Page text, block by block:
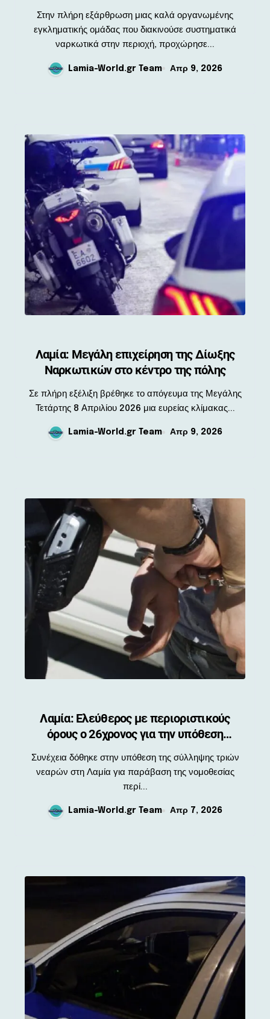
Στην πλήρη εξάρθρωση μιας καλά οργανωμένης
εγκληματικής ομάδας που διακινούσε συστηματικά
ναρκωτικά στην περιοχή, προχώρησε...
Lamia-World.gr Team Απρ 9, 2026
Λαμία: Μεγάλη επιχείρηση της Δίωξης
Ναρκωτικών στο κέντρο της πόλης
Σε πλήρη εξέλιξη βρέθηκε το απόγευμα της Μεγάλης
Τετάρτης 8 Απριλίου 2026 μια ευρείας κλίμακας...
Lamia-World.gr Team Απρ 9, 2026
Λαμία: Ελεύθερος με περιοριστικούς
όρους ο 26χρονος για την υπόθεση
Συνέχεια δόθηκε στην υπόθεση της σύλληψης τριών
νεαρών στη Λαμία για παράβαση της νομοθεσίας
περί...
Lamia-World.gr Team Απρ 7, 2026